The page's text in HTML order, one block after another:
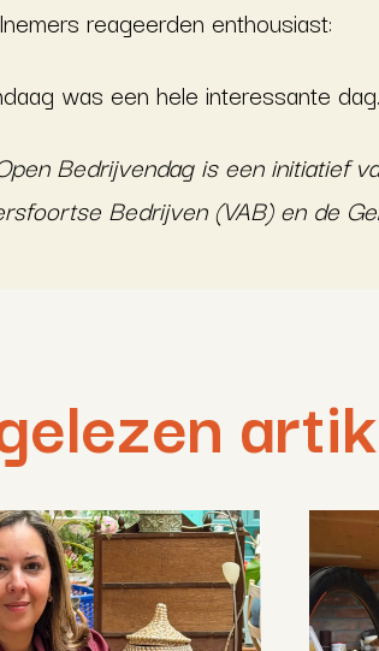
reageerden enthousiast:
was een hele interessante
Bedrijvendag is een initiatief
Bedrijven (VAB) en de